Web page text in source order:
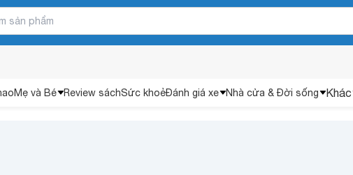
Mẹ và Bé Review sáchSức khoẻĐánh giá xe Nhà cửa & Đời sống Khác